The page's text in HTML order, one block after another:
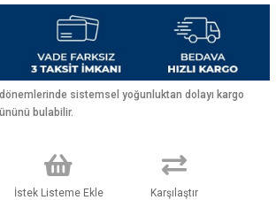
sistemsel yoğunluktan dolayı kargo
bulabilir.
İstek Listeme Ekle Karşılaştır